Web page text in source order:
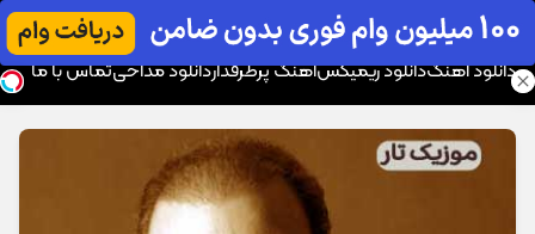
موزیک تار
دانلود آهنگدانلود ریمیکسآهنگ پرطرفداردانلود مداحیتماس با ما